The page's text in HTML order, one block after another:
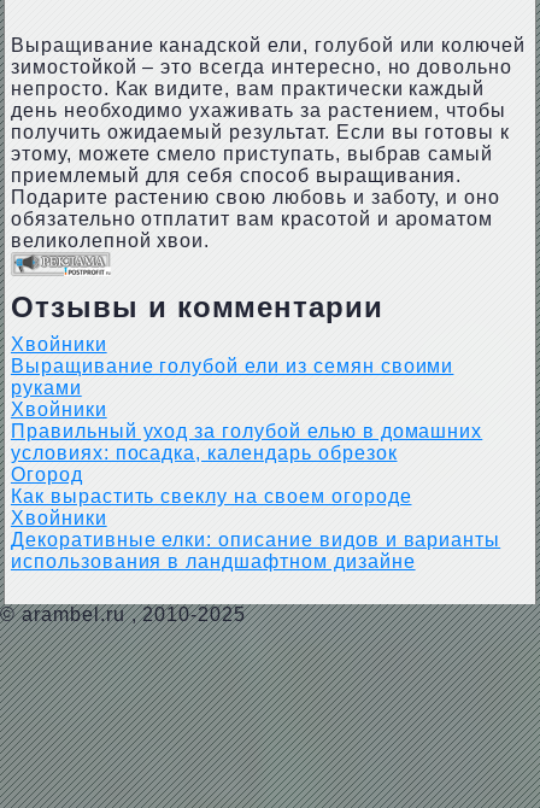
Выращивание канадской ели, голубой или колючей
зимостойкой – это всегда интересно, но довольно
непросто. Как видите, вам практически каждый
день необходимо ухаживать за растением, чтобы
получить ожидаемый результат. Если вы готовы к
этому, можете смело приступать, выбрав самый
приемлемый для себя способ выращивания.
Подарите растению свою любовь и заботу, и оно
обязательно отплатит вам красотой и ароматом
великолепной хвои.
Отзывы и комментарии
Хвойники
Выращивание голубой ели из семян своими
руками
Хвойники
Правильный уход за голубой елью в домашних
условиях: посадка, календарь обрезок
Огород
Как вырастить свеклу на своем огороде
Хвойники
Декоративные елки: описание видов и варианты
использования в ландшафтном дизайне
© arambel.ru, 2010-2025